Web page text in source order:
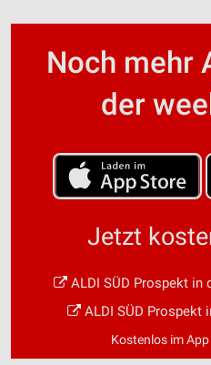
Noch mehr
der
Jetzt
ALDI SÜD Prospekt in
ALDI SÜD Prospekt
Kostenlos im